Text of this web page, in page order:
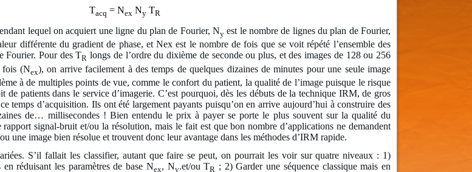
Tacq = Nex NyTR
lequel on acquiert une ligne du plan de Fourier, Nyest le nombre de lignes du plan de Fourier,
différente du gradient de phase, et Nex est le nombre de fois que se voit répété l’ensemble des
Fourier. Pour des TR longs de l’ordre du dixième de seconde ou plus, et des images de 128 ou 256
fois (Nex), on arrive facilement à des temps de quelques dizaines de minutes pour une seule image
à de multiples points de vue, comme le confort du patient, la qualité de l’image puisque le risque
de patients dans le service d’imagerie. C’est pourquoi, dès les débuts de la technique IRM, de gros
temps d’acquisition. Ils ont été largement payants puisqu’on en arrive aujourd’hui à construire des
de… millisecondes ! Bien entendu le prix à payer se porte le plus souvent sur la qualité du
signal-bruit et/ou la résolution, mais le fait est que bon nombre d’applications ne demandent
une image bien résolue et trouvent donc leur avantage dans les méthodes d’IRM rapide.
S’il fallait les classifier, autant que faire se peut, on pourrait les voir sur quatre niveaux : 1)
réduisant les paramètres de base Nex, Ny.et/ou TR ; 2) Garder une séquence classique mais en